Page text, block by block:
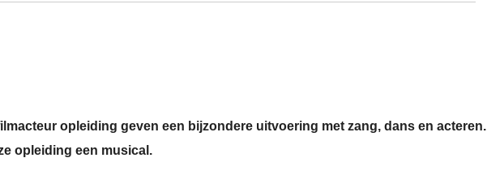
opleiding geven een bijzondere uitvoering met zang, dans en acteren.
opleiding een musical.